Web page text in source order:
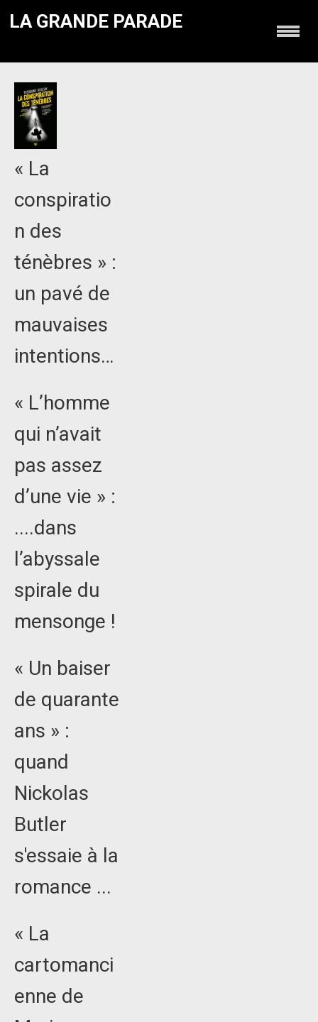
LA GRANDE PARADE
« La
conspiratio
n des
ténèbres » :
un pavé de
mauvaises
intentions…
« L’homme
qui n’avait
pas assez
d’une vie » :
....dans
l’abyssale
spirale du
mensonge !
« Un baiser
de quarante
ans » :
quand
Nickolas
Butler
s'essaie à la
romance ...
« La
cartomanci
enne de